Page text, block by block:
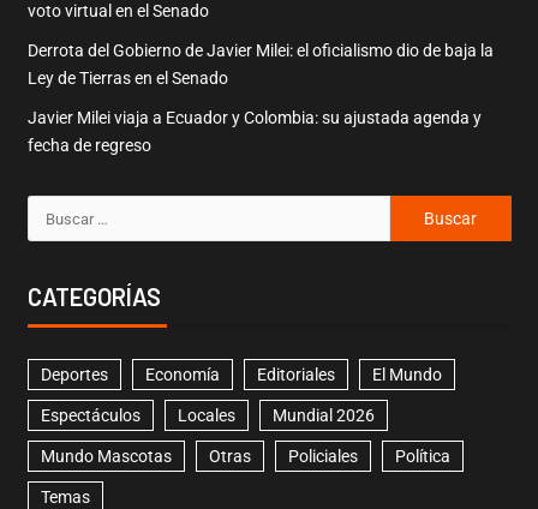
voto virtual en el Senado
Derrota del Gobierno de Javier Milei: el oficialismo dio de baja la
Ley de Tierras en el Senado
Javier Milei viaja a Ecuador y Colombia: su ajustada agenda y
fecha de regreso
CATEGORÍAS
Deportes Economía Editoriales El Mundo
Espectáculos Locales Mundial 2026
Mundo Mascotas Otras Policiales Política
Temas